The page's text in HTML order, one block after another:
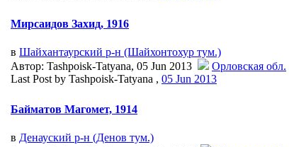
Мирсаидов Захид, 1916
в Шайхантаурский р-н (Шайхонтохур тум.)
Автор: Tashpoisk-Tatyana, 05 Jun 2013
Орловская обл.
Last Post by Tashpoisk-Tatyana , 05 Jun 2013
Байматов Магомет, 1914
в Денауский р-н (Денов тум.)